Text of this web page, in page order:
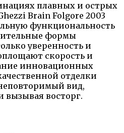
плавных и острых
Brain Folgore 2003
функциональность
формы
уверенность и
скорость и
инновационных
отделки
вид,
вызывая восторг.